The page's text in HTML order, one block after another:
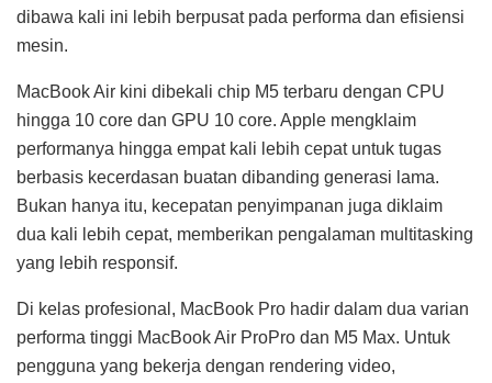
dibawa kali ini lebih berpusat pada performa dan efisiensi
mesin.
MacBook Air kini dibekali chip M5 terbaru dengan CPU
hingga 10 core dan GPU 10 core. Apple mengklaim
performanya hingga empat kali lebih cepat untuk tugas
berbasis kecerdasan buatan dibanding generasi lama.
Bukan hanya itu, kecepatan penyimpanan juga diklaim
dua kali lebih cepat, memberikan pengalaman multitasking
yang lebih responsif.
Di kelas profesional, MacBook Pro hadir dalam dua varian
performa tinggi MacBook Air ProPro dan M5 Max. Untuk
pengguna yang bekerja dengan rendering video,